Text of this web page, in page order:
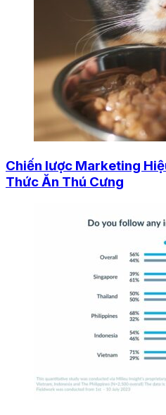
Chiến lược Marketing
Thức Ăn Thú Cưng